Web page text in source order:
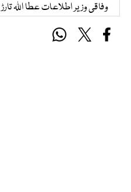
وفاقی وزیر اطلاعات عطا اللہ تارڑ